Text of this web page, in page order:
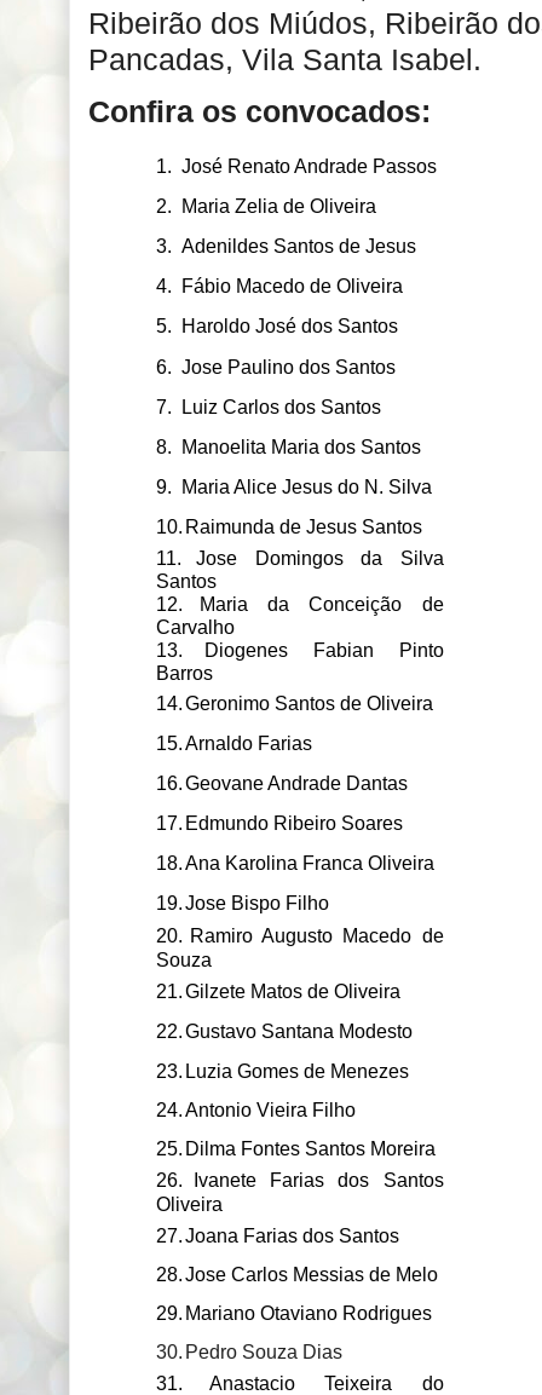
Ribeirão dos Miúdos, Ribeirão
Pancadas, Vila Santa Isabel.
Confira os convocados:
1. José Renato Andrade Passos
2.
Maria Zelia de Oliveira
3. Adenildes Santos de Jesus
4.
Fábio Macedo de Oliveira
5.
Haroldo José dos Santos
6. Jose Paulino dos Santos
7.
Luiz Carlos dos Santos
8.
Manoelita Maria dos Santos
9.
Maria Alice Jesus do N. Silva
10. Raimunda de Jesus Santos
11.
Jose Domingos da Silva
Santos
12.
Maria da Conceição de
Carvalho
13.
Diogenes Fabian Pinto
Barros
14.Geronimo Santos de Oliveira
15.Arnaldo Farias
16.Geovane Andrade Dantas
17. Edmundo Ribeiro Soares
18.Ana Karolina Franca Oliveira
19.Jose Bispo Filho
20. Ramiro Augusto Macedo de
Souza
21.Gilzete Matos de Oliveira
22.Gustavo Santana Modesto
23. Luzia Gomes de Menezes
24.Antonio Vieira Filho
25. Dilma Fontes Santos Moreira
26.
Ivanete Farias dos Santos
Oliveira
27.Joana Farias dos Santos
28.Jose Carlos Messias de Melo
29. Mariano Otaviano Rodrigues
30. Pedro Souza Dias
31.
Anastacio Teixeira do